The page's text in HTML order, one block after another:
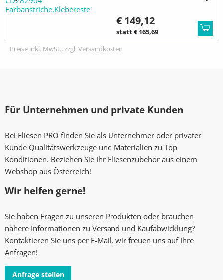
€ 149,12
statt € 165,69
Preise inkl. MwSt., zzgl. Versandkosten
Für Unternehmen und private Kunden
Bei Fliesen PRO finden Sie als Unternehmer oder privater
Kunde Qualitätswerkzeuge und Materialien zu Top
Konditionen. Beziehen Sie Ihr Fliesenzubehör aus einem
Webshop aus Österreich!
Wir helfen gerne!
Sie haben Fragen zu unseren Produkten oder brauchen
nähere Informationen zu Versand und Kaufabwicklung?
Kontaktieren Sie uns per E-Mail, wir freuen uns auf Ihre
Anfragen!
Anfrage stellen